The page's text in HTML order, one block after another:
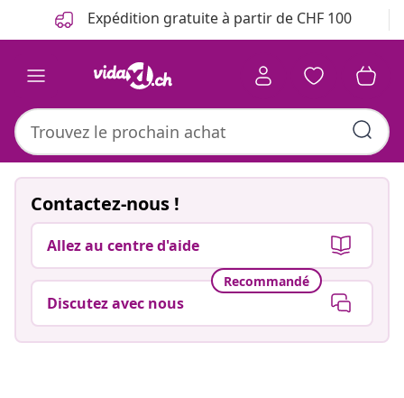
Précédent Expédition gratuite à partir de CHF 100
Contactez-nous !
Allez au centre d'aide
Recommandé
Discutez avec nous